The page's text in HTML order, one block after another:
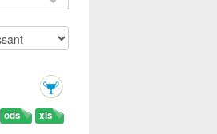
xls
ods